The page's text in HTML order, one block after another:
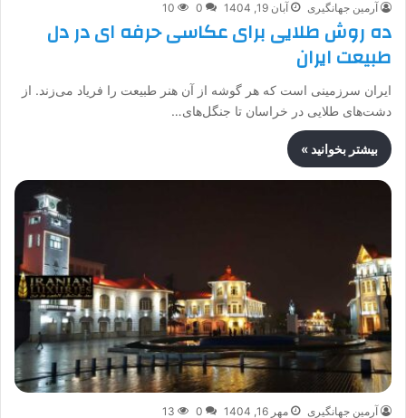
آرمین جهانگیری آبان 19, 1404 0
10
ده روش طلایی برای عکاسی حرفه ای در دل
طبیعت ایران
ایران سرزمینی است که هر گوشه از آن هنر طبیعت را فریاد می‌زند. از
دشت‌های طلایی در خراسان تا جنگل‌های…
بیشتر بخوانید »
آرمین جهانگیری مهر 16, 1404 0
13